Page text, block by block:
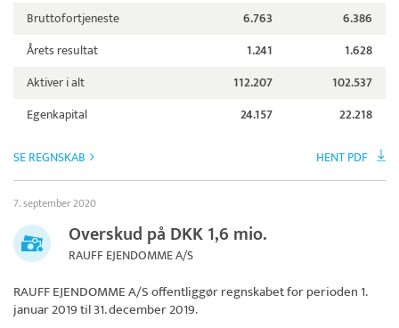
Bruttofortjeneste 6.763
6.386
Årets resultat
1.241
1.628
Aktiver i alt
112.207
102.537
Egenkapital
24.157 22.218
SE REGNSKAB HENT PDF
7. september 2020
Overskud på DKK 1,6 mio.
RAUFF EJENDOMME A/S
RAUFF EJENDOMME A/Soffentliggør regnskabet for perioden 1.
januar 2019 til 31. december 2019.